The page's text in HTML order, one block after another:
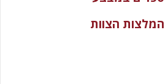
המלצות הצוות